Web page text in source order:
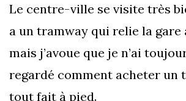
Le centre-ville se visite très
a un tramway qui relie la gare
mais j’avoue que je n’ai
regardé comment acheter un
tout fait à pied.